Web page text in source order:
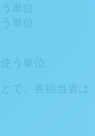
単位
単位
う単位
で、各担当者は